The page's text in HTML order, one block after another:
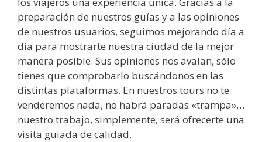
preparación de nuestros guías y a las opiniones
de nuestros usuarios, seguimos mejorando día a
día para mostrarte nuestra ciudad de la mejor
manera posible. Sus opiniones nos avalan, sólo
tienes que comprobarlo buscándonos en las
distintas plataformas. En nuestros tours no te
venderemos nada, no habrá paradas «trampa»…
nuestro trabajo, simplemente, será ofrecerte una
visita guiada de calidad.